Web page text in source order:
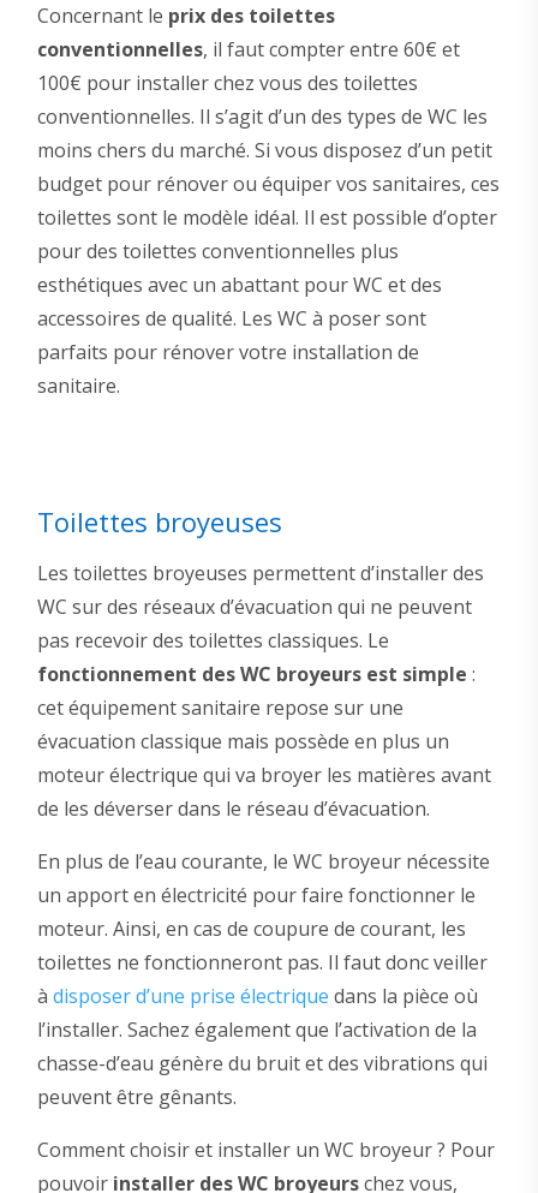
Concernant le prix des toilettes
conventionnelles, il faut compter entre 60€ et
100€ pour installer chez vous des toilettes
conventionnelles. Il s’agit d’un des types de WC les
moins chers du marché. Si vous disposez d’un petit
budget pour rénover ou équiper vos sanitaires, ces
toilettes sont le modèle idéal. Il est possible d’opter
pour des toilettes conventionnelles plus
esthétiques avec un abattant pour WC et des
accessoires de qualité. Les WC à poser sont
parfaits pour rénover votre installation de
sanitaire.
Toilettes broyeuses
Les toilettes broyeuses permettent d’installer des
WC sur des réseaux d’évacuation qui ne peuvent
pas recevoir des toilettes classiques. Le
fonctionnement des WC broyeurs est simple :
cet équipement sanitaire repose sur une
évacuation classique mais possède en plus un
moteur électrique qui va broyer les matières avant
de les déverser dans le réseau d’évacuation.
En plus de l’eau courante, le WC broyeur nécessite
un apport en électricité pour faire fonctionner le
moteur. Ainsi, en cas de coupure de courant, les
toilettes ne fonctionneront pas. Il faut donc veiller
à disposer d’une prise électrique dans la pièce où
l’installer. Sachez également que l’activation de la
chasse-d’eau génère du bruit et des vibrations qui
peuvent être gênants.
Comment choisir et installer un WC broyeur ? Pour
pouvoir installer des WC broyeurschez vous,